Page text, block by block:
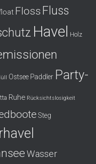
Floss Fluss
Havel Holz
Ostsee Paddler Party-
Ruhe Rücksichtslosigkeit
Steg
Wasser